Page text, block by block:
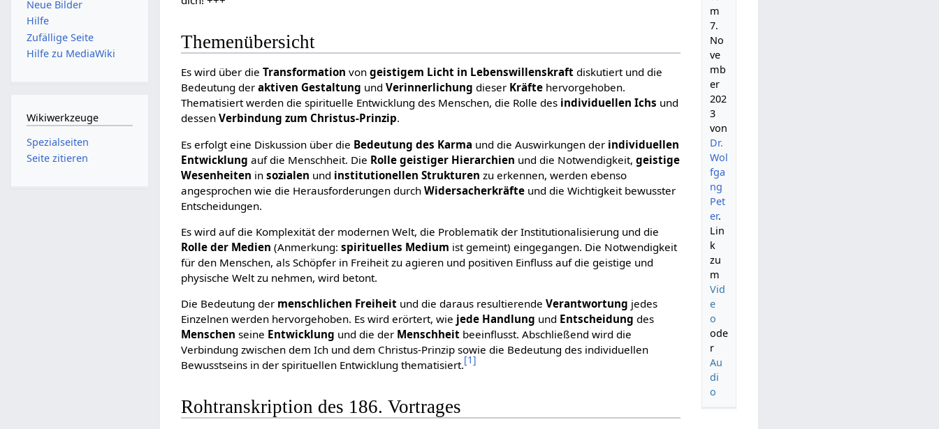
m
7.
No
ve
mb
er
202
3
von
Dr.
Wol
fga
ng
Pet
er.
Lin
k
zu
m
Vid
e
o
ode
r
Au
di
o
Themenübersicht
Es wird über dieTransformation vongeistigem Licht in Lebenswillenskraft diskutiert und die
Bedeutung deraktiven Gestaltung undVerinnerlichung dieser Kräfte hervorgehoben.
Thematisiert werden die spirituelle Entwicklung des Menschen, die Rolle des individuellen Ichs und
dessenVerbindung zum Christus-Prinzip.
Es erfolgt eine Diskussion über die Bedeutung des Karma und die Auswirkungen der individuellen
Entwicklung auf die Menschheit. Die Rolle geistiger Hierarchien und die Notwendigkeit,geistige
Wesenheiten insozialen und institutionellen Strukturen zu erkennen, werden ebenso
angesprochen wie die Herausforderungen durchWidersacherkräfte und die Wichtigkeit bewusster
Entscheidungen.
Es wird auf die Komplexität der modernen Welt, die Problematik der Institutionalisierung und die
Rolle der Medien (Anmerkung:spirituelles Medium ist gemeint) eingegangen. Die Notwendigkeit
für den Menschen, als Schöpfer in Freiheit zu agieren und positiven Einfluss auf die geistige und
physische Welt zu nehmen, wird betont.
Die Bedeutung der menschlichen Freiheit und die daraus resultierendeVerantwortung jedes
Einzelnen werden hervorgehoben. Es wird erörtert, wie jede Handlung und Entscheidung des
Menschen seine Entwicklung und die der Menschheit beeinflusst. Abschließend wird die
Verbindung zwischen dem Ich und dem Christus-Prinzip sowie die Bedeutung des individuellen
Bewusstseins in der spirituellen Entwicklung thematisiert.[1]
Rohtranskription des 186. Vortrages
Neue Bilder
Hilfe
Zufällige Seite
Hilfe zu MediaWiki
Wikiwerkzeuge
Spezialseiten
Seite zitieren